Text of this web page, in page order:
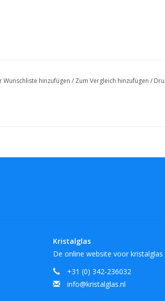
Wunschliste hinzufügen / Zum Vergleich hinzufügen /
Kristalglas
De online website voor kristalglas
+31 (0) 342-236032
info@kristalglas.nl